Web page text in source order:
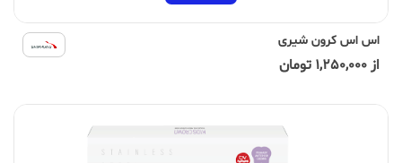
اس اس کرون شیری
از 1,250,000 تومان